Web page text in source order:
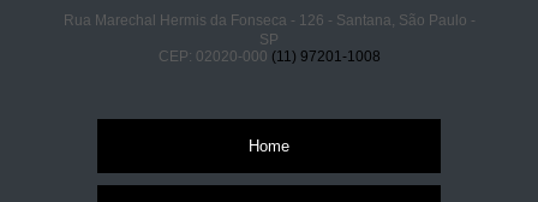
Rua Marechal Hermis da Fonseca - 126 - Santana, São Paulo -
SP
CEP: 02020-000 (11) 97201-1008
Home